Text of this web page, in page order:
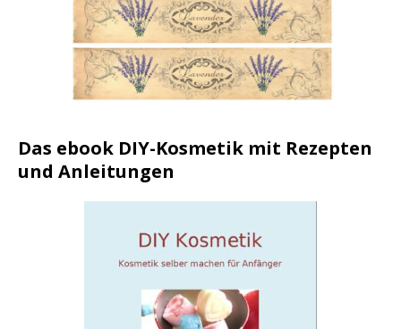
Das ebook DIY-Kosmetik mit Rezepten
und Anleitungen